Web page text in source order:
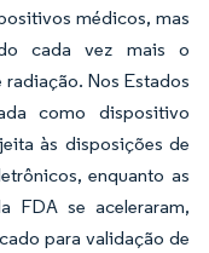
médicos, mas
cada vez mais o
Nos Estados
como dispositivo
às disposições de
enquanto as
FDA se aceleraram,
para validação de